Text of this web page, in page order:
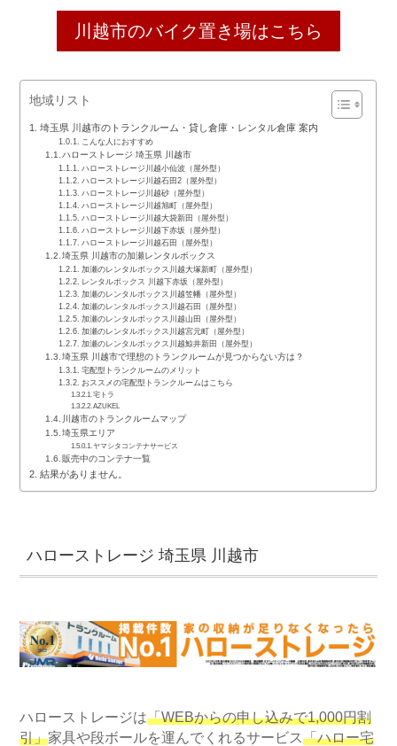
川越市のバイク置き場はこちら
地域リスト
埼玉県 川越市のトランクルーム・貸し倉庫・レンタル倉庫 案内
こんな人におすすめ
ハローストレージ 埼玉県 川越市
ハローストレージ川越小仙波（屋外型）
ハローストレージ川越石田2（屋外型）
ハローストレージ川越砂（屋外型）
ハローストレージ川越旭町（屋外型）
ハローストレージ川越大袋新田（屋外型）
ハローストレージ川越下赤坂（屋外型）
ハローストレージ川越石田（屋外型）
埼玉県 川越市の加瀬レンタルボックス
加瀬のレンタルボックス川越大塚新町（屋外型）
レンタルボックス 川越下赤坂（屋外型）
加瀬のレンタルボックス川越笠幡（屋外型）
加瀬のレンタルボックス川越石田（屋外型）
加瀬のレンタルボックス川越山田（屋外型）
加瀬のレンタルボックス川越宮元町（屋外型）
加瀬のレンタルボックス川越鯨井新田（屋外型）
埼玉県 川越市で理想のトランクルームが見つからない方は？
宅配型トランクルームのメリット
おススメの宅配型トランクルームはこちら
宅トラ
AZUKEL
川越市のトランクルームマップ
埼玉県エリア
ヤマシタコンテナサービス
販売中のコンテナ一覧
結果がありません。
ハローストレージ 埼玉県 川越市
ハローストレージは「WEBからの申し込みで1,000円割
引」家具や段ボールを運んでくれるサービス「ハロー宅